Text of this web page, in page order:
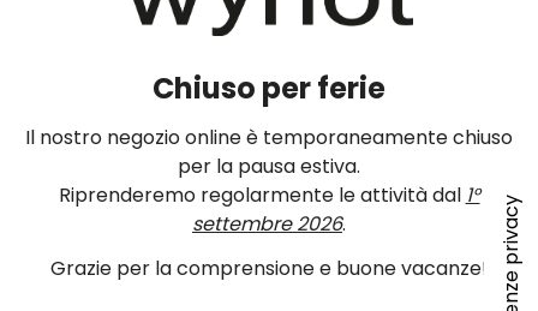
Chiuso per ferie
Il nostro negozio online è temporaneamente chiuso
per la pausa estiva.
Riprenderemo regolarmente le attività dal 1°
settembre 2026.
Grazie per la comprensione e buone vacanze!